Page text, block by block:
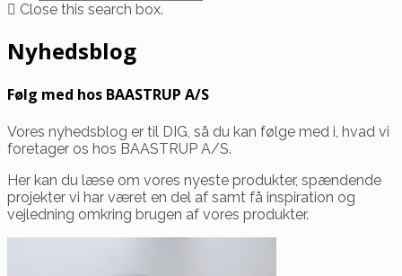
Close this search box.
Nyhedsblog
Følg med hos BAASTRUP A/S
Vores nyhedsblog er til DIG, så du kan følge med i, hvad vi
foretager os hos BAASTRUP A/S.
Her kan du læse om vores nyeste produkter, spændende
projekter vi har været en del af samt få inspiration og
vejledning omkring brugen af vores produkter.